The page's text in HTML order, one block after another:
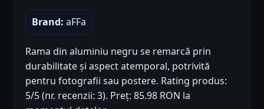
Brand: aFFa
Rama din aluminiu negru se remarcă prin
durabilitate și aspect atemporal, potrivită
pentru fotografii sau postere. Rating produs:
5/5 (nr. recenzii: 3). Preț: 85.98 RON la